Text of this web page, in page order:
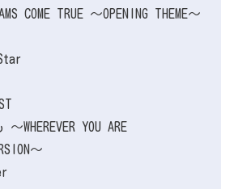
COME TRUE ～OPENING THEME～
WHEREVER YOU ARE
～